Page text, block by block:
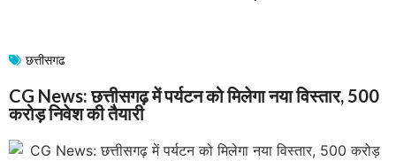
छत्तीसगढ
CG News: छत्तीसगढ़ में पर्यटन को मिलेगा नया विस्तार, 500
करोड़ निवेश की तैयारी